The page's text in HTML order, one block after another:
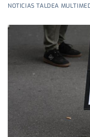
NOTICIAS TALDEA